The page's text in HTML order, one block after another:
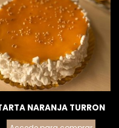
NARANJA TURRON